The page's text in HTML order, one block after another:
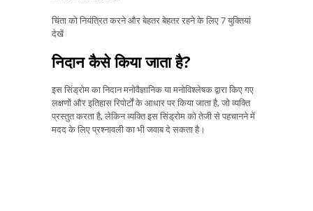
चिंता को नियंत्रित करने और बेहतर बेहतर रहने के लिए 7 युक्तियां
देखें
निदान कैसे किया जाता है?
इस सिंड्रोम का निदान मनोवैज्ञानिक या मनोविश्लेषक द्वारा किए गए
लक्षणों और इतिहास रिपोर्टों के आधार पर किया जाता है, जो व्यक्ति
प्रस्तुत करता है, लेकिन व्यक्ति इस सिंड्रोम को तेजी से पहचानने में
मदद के लिए प्रश्नावली का भी जवाब दे सकता है।